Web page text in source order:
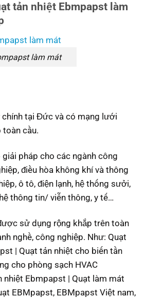
tản nhiệt Ebmpapst làm
làm mát
tại Đức và có mạng lưới
toàn cầu.
giải pháp cho các ngành công
điều hòa không khí và thông
ô tô, điện lạnh, hệ thống sưởi,
thông tin/ viễn thông, y tế…
sử dụng rộng khắp trên toàn
nghề, công nghiệp. Như: Quạt
| Quạt tản nhiệt cho biến tần
cho phòng sạch HVAC
nhiệt Ebmpapst | Quạt làm mát
EBMpapst, EBMpapst Việt nam,